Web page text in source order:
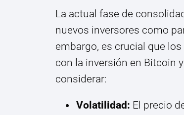
La actual fase de
nuevos inversores como
embargo, es crucial que
con la inversión en Bitcoin
considerar:
Volatilidad: El precio